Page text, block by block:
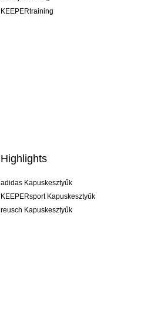
KEEPERtraining
Highlights
adidas Kapuskesztyűk
KEEPERsport Kapuskesztyűk
reusch Kapuskesztyűk